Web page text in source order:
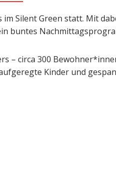
Silent Green statt. Mit
buntes
– circa 300
Kinder und